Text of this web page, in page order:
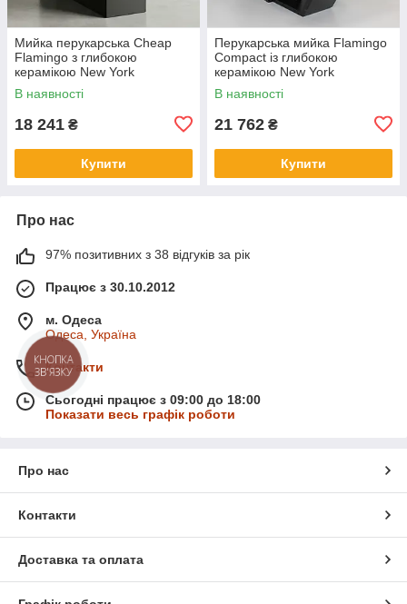
Мийка перукарська Cheap
Flamingo з глибокою
керамікою New York
В наявності
18 241 ₴
Купити
Перукарська мийка Flamingo
Compact із глибокою
керамікою New York
В наявності
21 762 ₴
Купити
Про нас
97% позитивних з 38 відгуків за рік
Працює з 30.10.2012
м. Одеса
Одеса, Україна
Контакти
Сьогодні працює з 09:00 до 18:00
Показати весь графік роботи
Про нас
Контакти
Доставка та оплата
КНОПКА
ЗВ'ЯЗКУ